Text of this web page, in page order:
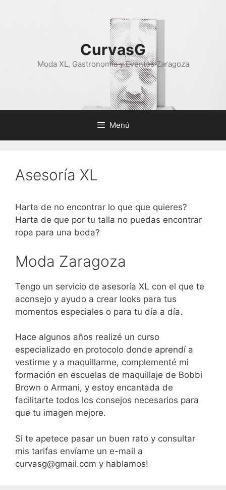
CurvasG
Moda XL, Gastronomía y Eventos Zaragoza
Menú
Asesoría XL
Harta de no encontrar lo que que quieres?
Harta de que por tu talla no puedas encontrar
ropa para una boda?
Moda Zaragoza
Tengo un servicio de asesoría XL con el que te
aconsejo y ayudo a crear looks para tus
momentos especiales o para tu día a día.
Hace algunos años realizé un curso
especializado en protocolo donde aprendí a
vestirme y a maquillarme, complementé mi
formación en escuelas de maquillaje de Bobbi
Brown o Armani, y estoy encantada de
facilitarte todos los consejos necesarios para
que tu imagen mejore.
Si te apetece pasar un buen rato y consultar
mis tarifas envíame un e-mail a
curvasg@gmail.com y hablamos!